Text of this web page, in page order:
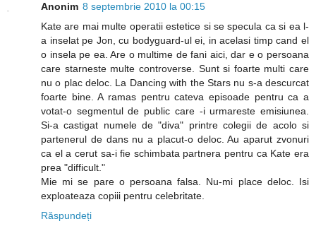
Anonim 8 septembrie 2010 la 00:15
Kate are mai multe operatii estetice si se specula ca si ea l-
a inselat pe Jon, cu bodyguard-ul ei, in acelasi timp cand el
o insela pe ea. Are o multime de fani aici, dar e o persoana
care starneste multe controverse. Sunt si foarte multi care
nu o plac deloc. La Dancing with the Stars nu s-a descurcat
foarte bine. A ramas pentru cateva episoade pentru ca a
votat-o segmentul de public care -i urmareste emisiunea.
Si-a castigat numele de "diva" printre colegii de acolo si
partenerul de dans nu a placut-o deloc. Au aparut zvonuri
ca el a cerut sa-i fie schimbata partnera pentru ca Kate era
prea "difficult."
Mie mi se pare o persoana falsa. Nu-mi place deloc. Isi
exploateaza copiii pentru celebritate.
Răspundeți